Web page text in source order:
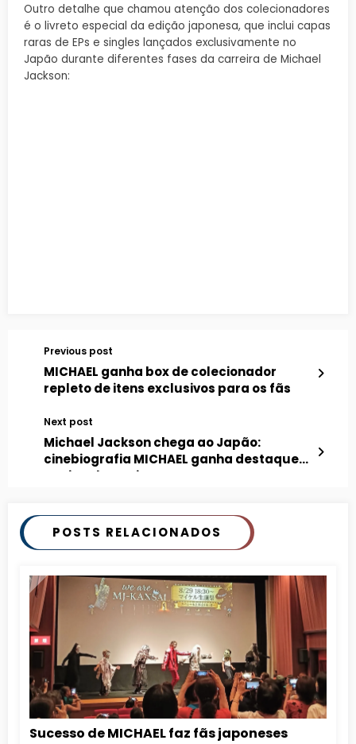
Outro detalhe que chamou atenção dos colecionadores
é o livreto especial da edição japonesa, que inclui capas
raras de EPs e singles lançados exclusivamente no
Japão durante diferentes fases da carreira de Michael
Jackson:
Previous post
MICHAEL ganha box de colecionador
repleto de itens exclusivos para os fãs
Next post
Michael Jackson chega ao Japão:
cinebiografia MICHAEL ganha destaque
nacional nos cinemas
POSTS RELACIONADOS
Sucesso de MICHAEL faz fãs japoneses